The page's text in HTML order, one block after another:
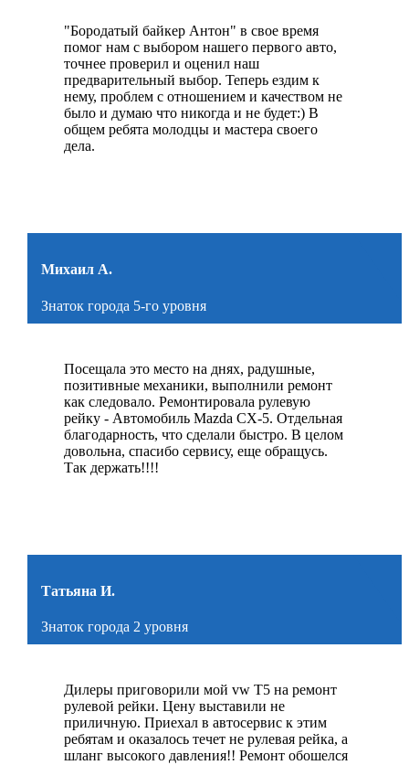
"Бородатый байкер Антон" в свое время
помог нам с выбором нашего первого авто,
точнее проверил и оценил наш
предварительный выбор. Теперь ездим к
нему, проблем с отношением и качеством не
было и думаю что никогда и не будет:) В
общем ребята молодцы и мастера своего
дела.
Михаил А.
Знаток города 5-го уровня
Посещала это место на днях, радушные,
позитивные механики, выполнили ремонт
как следовало. Ремонтировала рулевую
рейку - Автомобиль Mazda CX-5. Отдельная
благодарность, что сделали быстро. В целом
довольна, спасибо сервису, еще обращусь.
Так держать!!!!
Татьяна И.
Знаток города 2 уровня
Дилеры приговорили мой vw Т5 на ремонт
рулевой рейки. Цену выставили не
приличную. Приехал в автосервис к этим
ребятам и оказалось течет не рулевая рейка, а
шланг высокого давления!! Ремонт обошелся